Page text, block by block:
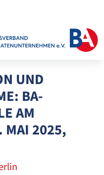
UND
BA-
AM
MAI 2025,